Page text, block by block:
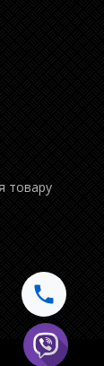
товару